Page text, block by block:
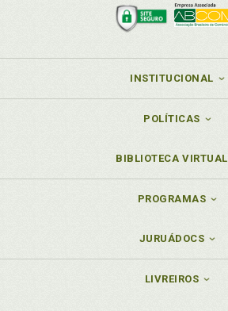
INSTITUCIONAL
POLÍTICAS
BIBLIOTECA VIRTUAL
PROGRAMAS
JURUÁDOCS
LIVREIROS